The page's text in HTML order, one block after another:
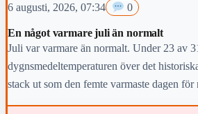
6 augusti, 2026, 07:34 0
En något varmare juli än normalt
Juli var varmare än normalt. Under 23 av
dygnsmedeltemperaturen över det
stack ut som den femte varmaste dagen för